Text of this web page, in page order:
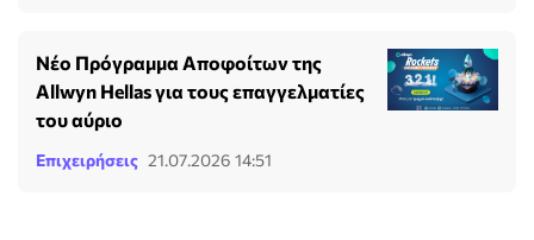
Νέο Πρόγραμμα Αποφοίτων της
Allwyn Hellas για τους επαγγελματίες
του αύριο
Επιχειρήσεις 21.07.2026 14:51